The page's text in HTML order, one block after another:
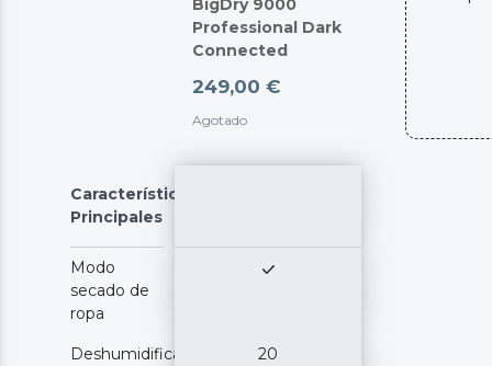
estancias o espacios cómodamente.
BigDry 9000
Professional Dark
Connected
249,00 €
Agotado
Características
Principales
Modo
secado de
ropa
Deshumidificación
20